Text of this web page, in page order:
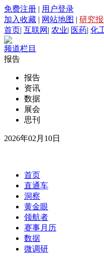
免费注册 | 用户登录
加入收藏 | 网站地图 | 研究
首页| 互联网 | 农业| 医药| 化
频道栏目
报告
报告
资讯
数据
展会
思刊
2026年02月10日
首页
直通车
洞察
黄金眼
领航者
赛事月历
数据
微调研